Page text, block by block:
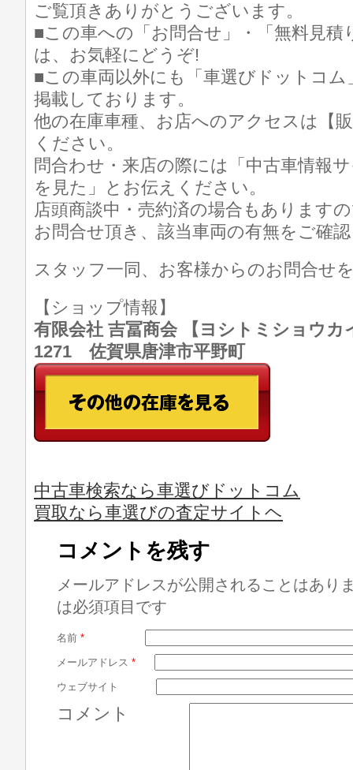
ご覧頂きありがとうございます。
■この車への「お問合せ」・「無料見積
は、お気軽にどうぞ!
■この車両以外にも「車選びドットコ
掲載しております。
他の在庫車種、お店へのアクセスは【
ください。
問合わせ・来店の際には「中古車情報
を見た」とお伝えください。
店頭商談中・売約済の場合もあります
お問合せ頂き、該当車両の有無をご確
スタッフ一同、お客様からのお問合せ
【ショップ情報】
有限会社 吉冨商会 【ヨシトミショウ
1271 佐賀県唐津市平野町
中古車検索なら車選びドットコム
買取なら車選びの査定サイトヘ
コメントを残す
メールアドレスが公開されることはあり
は必須項目です
名前 *
メールアドレス *
ウェブサイト
コメント